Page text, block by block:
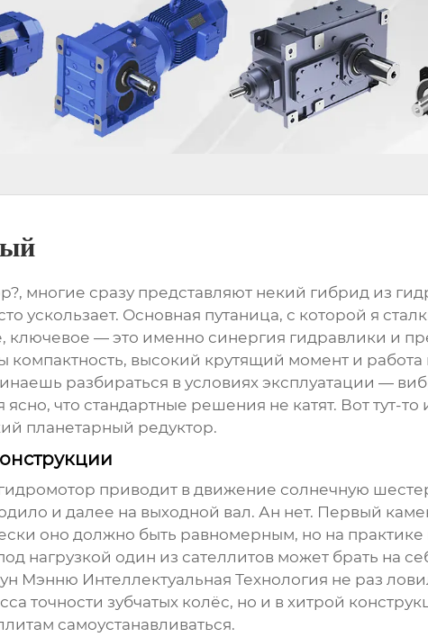
многие сразу представляют некий гибрид из
ускользает. Основная путаница, с которой я
ключевое — это именно синергия гидравлики и
высокий крутящий момент и
разбираться в условиях эксплуатации —
что стандартные решения не катят. Вот тут-
планетарный редуктор.
гидромотор приводит в движение солнечную
и далее на выходной вал. Ан нет. Первый
оно должно быть равномерным, но на
нагрузкой один из сателлитов может брать на
Мэнню Интеллектуальная Технология не раз
точности зубчатых колёс, но и в хитрой
самоустанавливаться.